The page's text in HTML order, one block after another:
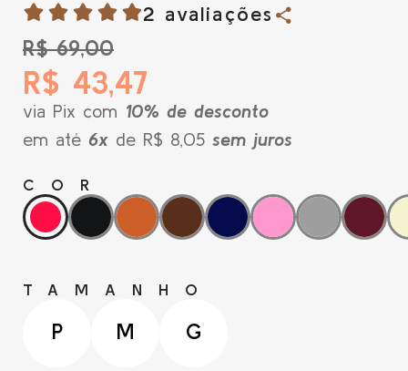
2 avaliações
R$ 69,00
R$ 43,47
via Pix com 10% de desconto
em até 6x de R$ 8,05 sem juros
COR
TAMANHO
P M G